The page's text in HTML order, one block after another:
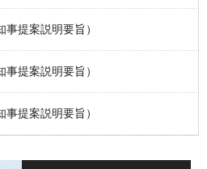
提案説明要旨）
提案説明要旨）
提案説明要旨）